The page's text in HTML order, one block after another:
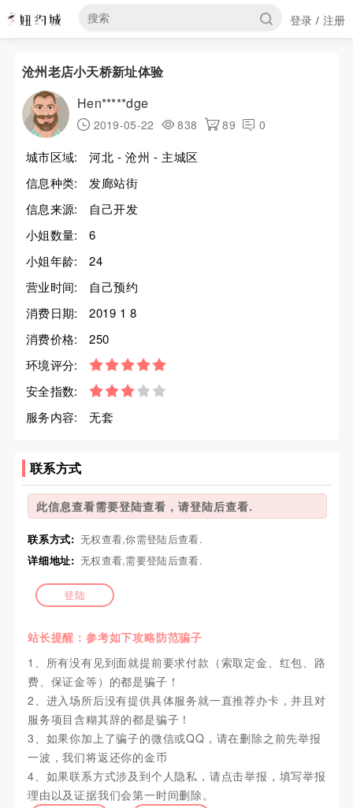
登录 / 注册
沧州老店小天桥新址体验
Hen*****dge
2019-05-22 838 89 0
城市区域:
河北 - 沧州 - 主城区
信息种类:
发廊站街
信息来源:
自己开发
小姐数量:
6
小姐年龄:
24
营业时间:
自己预约
消费日期:
2019 1 8
消费价格:
250
环境评分:
安全指数:
服务内容:
无套
联系方式
此信息查看需要登陆查看，请登陆后查看.
联系方式: 无权查看,你需登陆后查看.
详细地址: 无权查看,需要登陆后查看.
登陆
站长提醒：参考如下攻略防范骗子
1、所有没有见到面就提前要求付款（索取定金、红包、路
费、保证金等）的都是骗子！
2、进入场所后没有提供具体服务就一直推荐办卡，并且对
服务项目含糊其辞的都是骗子！
3、如果你加上了骗子的微信或QQ，请在删除之前先举报
一波，我们将返还你的金币
4、如果联系方式涉及到个人隐私，请点击举报，填写举报
理由以及证据我们会第一时间删除。